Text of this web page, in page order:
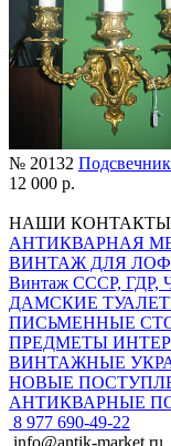
№ 20132
12 000 р.
НАШИ КОНТАКТЫ
АНТИКВАРНАЯ
ВИНТАЖ ДЛЯ
Винтаж СССР, ГДР,
ДАМСКИЕ
ПИСЬМЕННЫЕ
ПРЕДМЕТЫ
ВИНТАЖНЫЕ
НОВЫЕ
АНТИКВАРНЫЕ
8 977 690-49-22